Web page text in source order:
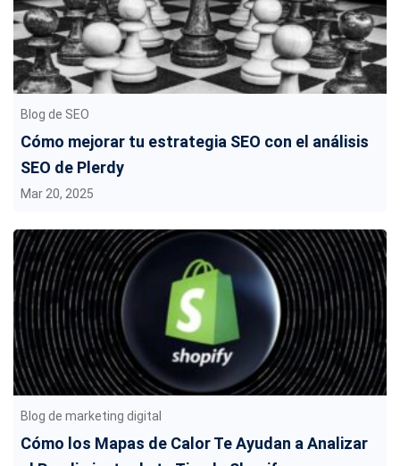
Blog de SEO
Cómo mejorar tu estrategia SEO con el análisis
SEO de Plerdy
Mar 20, 2025
Blog de marketing digital
Cómo los Mapas de Calor Te Ayudan a Analizar